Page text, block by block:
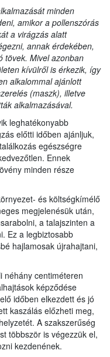
minden
amikor a pollenszórás
a virágzás alatt
annak érdekében,
tövek. Mivel azonban
kívülről is érkezik, így
alkalommal ajánlott
(maszk), illetve
alkalmazásával.
leghatékonyabb
előtti időben ajánljuk,
egészségre
Ennek
minden része
és költségkímélő
megjelenésük után,
a talajszinten a
Ez a legbiztosabb
hajlamosak újrahajtani,
néhány centiméteren
képződése
időben elkezdett és jó
kaszálás előzheti meg,
A szakszerűség
többször is végezzük el,
kezdenének.